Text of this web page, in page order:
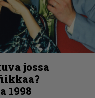
jossa
1998